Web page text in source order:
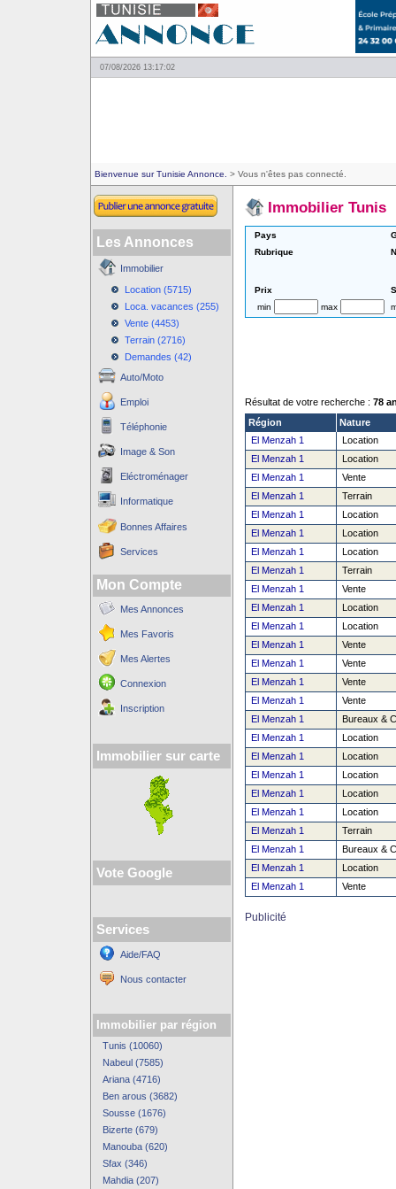
07/08/2026 13:17:02
Bienvenue sur Tunisie Annonce. > Vous n'êtes pas connecté.
Les Annonces
Immobilier
Location (5715)
Loca. vacances (255)
Vente (4453)
Terrain (2716)
Demandes (42)
Auto/Moto
Emploi
Téléphonie
Image & Son
Eléctroménager
Informatique
Bonnes Affaires
Services
Mon Compte
Mes Annonces
Mes Favoris
Mes Alertes
Connexion
Inscription
Immobilier sur carte
Vote Google
Services
Aide/FAQ
Nous contacter
Immobilier par région
Tunis (10060)
Nabeul (7585)
Ariana (4716)
Ben arous (3682)
Sousse (1676)
Bizerte (679)
Manouba (620)
Sfax (346)
Mahdia (207)
Immobilier Tunis
Pays
Rubrique
Prix
min
max
Résultat de votre recherche : 78
Région
Nature
El Menzah 1
Location
El Menzah 1
Location
El Menzah 1
Vente
El Menzah 1
Terrain
El Menzah 1
Location
El Menzah 1
Location
El Menzah 1
Location
El Menzah 1
Terrain
El Menzah 1
Vente
El Menzah 1
Location
El Menzah 1
Location
El Menzah 1
Vente
El Menzah 1
Vente
El Menzah 1
Vente
El Menzah 1
Vente
El Menzah 1
Bureaux &
El Menzah 1
Location
El Menzah 1
Location
El Menzah 1
Location
El Menzah 1
Location
El Menzah 1
Location
El Menzah 1
Terrain
El Menzah 1
Bureaux &
El Menzah 1
Location
El Menzah 1
Vente
Publicité